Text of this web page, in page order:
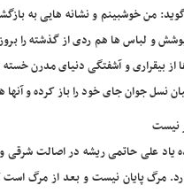
من خوشبینم و نشانه هایی به
و لباس ها هم ردی از گذشته را
بیقراری و آشفتگی دنیای مدرن
نسل جوان جای خود را باز کرده و آنها
نیست
یاد علی حاتمی ریشه در اصالت شرقی
مرگ پایان نیست و بعد از مرگ است